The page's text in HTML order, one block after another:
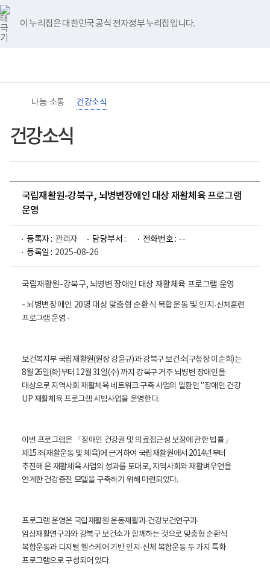
바
로
가
기
메
이 누리집은 대한민국 공식 전자정부 누리집입니다.
너
비
767px
이
하
영
홈
나눔·소통 건강소식
건강소식
국립재활원-강북구, 뇌병변장애인 대상 재활체육 프로그램
운영
등록자 : 관리자 담당부서 : 전화번호 : --
등록일 : 2025-08-26
국립재활원-강북구, 뇌병변 장애인 대상 재활체육 프로그램 운영
- 뇌병변장애인 20명 대상 맞춤형 순환식 복합운동 및 인지 ·신체훈련
프로그램 운영 -
보건복지부 국립재활원(원장 강윤규)과 강북구 보건소(구청장 이순희)는
8월 26일(화)부터 12월 31일(수) 까지 강북구 거주 뇌병변 장애인을
대상으로 지역사회 재활체육 네트워크 구축 사업의 일환인 "장애인 건강
UP 재활체육 프로그램 시범사업을 운영한다.
이번 프로그램은 「장애인 건강권 및 의료접근성 보장에 관한 법률」
제15조(재활운동 및 체육)에 근거하여 국립재활원에서 2014년부터
추진해 온 재활체육 사업의 성과를 토대로, 지역사회와 재활벼우언을
연계한 건강증진 모델을 구축하기 위해 마련되었다.
프로그램 운영은 국립재활원 운동재활과·건강보건연구과·
임상재활연구과와 강북구 보건소가 함께하는 것으로 맞춤형 순환식
복합운동과 디지털 헬스케어 기반 인지 ·신체 복합운동 두 가지 특화
프로그램으로 구성되어 있다.
유
튜
브
블
로
그
인
스
타
그
램
페
이
스
북